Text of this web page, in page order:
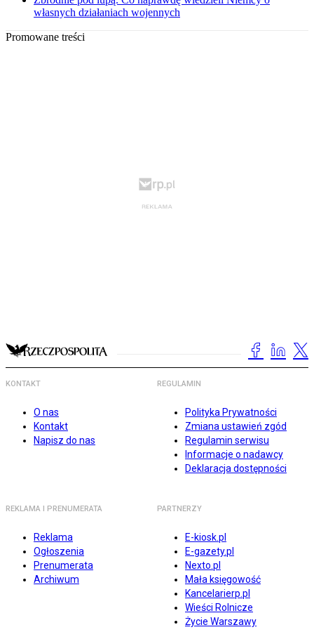
własnych działaniach wojennych
Promowane treści
KONTAKT
O nas
Kontakt
Napisz do nas
REGULAMIN
Polityka Prywatności
Zmiana ustawień zgód
Regulamin serwisu
Informacje o nadawcy
Deklaracja dostępności
REKLAMA I PRENUMERATA
Reklama
Ogłoszenia
Prenumerata
Archiwum
PARTNERZY
E-kiosk.pl
E-gazety.pl
Nexto.pl
Mała księgowość
Kancelarierp.pl
Wieści Rolnicze
Życie Warszawy